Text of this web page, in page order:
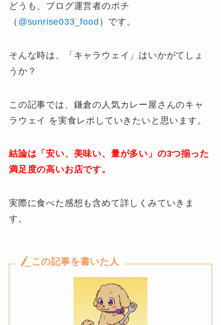
どうも、ブログ運営者のポチ
（ @sunrise033_food ）です。
そんな時は、「キャラウェイ」はいかがてしょ
うか？
この記事では、鎌倉の人気カレー屋さんのキャ
ラウェイ を実食レポしていきたいと思います。
結論は「安い、美味い、量が多い」の3つ揃った
満足度の高いお店です。
実際に食べた感想も含めて詳しくみていきま
す。
この記事を書いた人